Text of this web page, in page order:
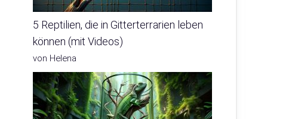
5 Reptilien, die in Gitterterrarien leben
können (mit Videos)
von Helena